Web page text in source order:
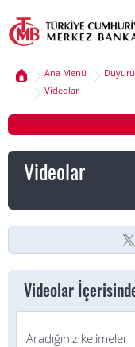
Ana Menü
Videolar
Videolar
Videolar